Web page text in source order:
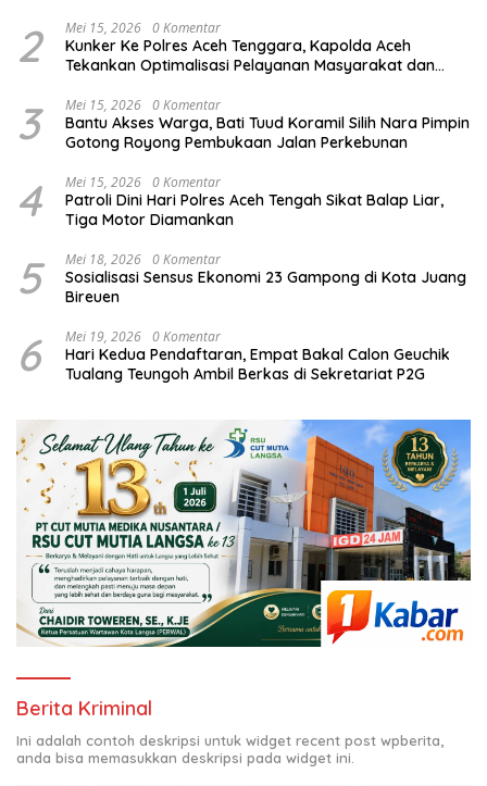
2 Mei 15, 2026 0 Komentar
Kunker Ke Polres Aceh Tenggara, Kapolda Aceh
Tekankan Optimalisasi Pelayanan Masyarakat dan
3 Mei 15, 2026 0 Komentar
Bantu Akses Warga, Bati Tuud Koramil Silih Nara Pimpin
Gotong Royong Pembukaan Jalan Perkebunan
4 Mei 15, 2026 0 Komentar
Patroli Dini Hari Polres Aceh Tengah Sikat Balap Liar,
Tiga Motor Diamankan
5 Mei 18, 2026 0 Komentar
Sosialisasi Sensus Ekonomi 23 Gampong di Kota Juang
Bireuen
6 Mei 19, 2026 0 Komentar
Hari Kedua Pendaftaran, Empat Bakal Calon Geuchik
Tualang Teungoh Ambil Berkas di Sekretariat P2G
Berita Kriminal
Ini adalah contoh deskripsi untuk widget recent post wpberita,
anda bisa memasukkan deskripsi pada widget ini.